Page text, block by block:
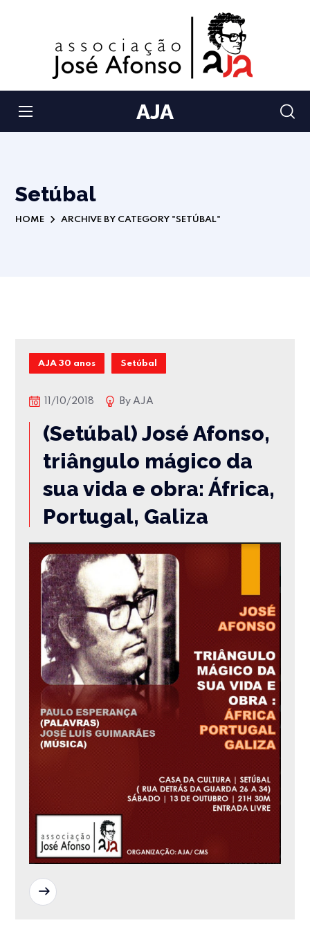
AJA
Setúbal
HOME ARCHIVE BY CATEGORY "SETÚBAL"
AJA 30 anos Setúbal
11/10/2018 ByAJA
(Setúbal) José Afonso,
triângulo mágico da
sua vida e obra: África,
Portugal, Galiza